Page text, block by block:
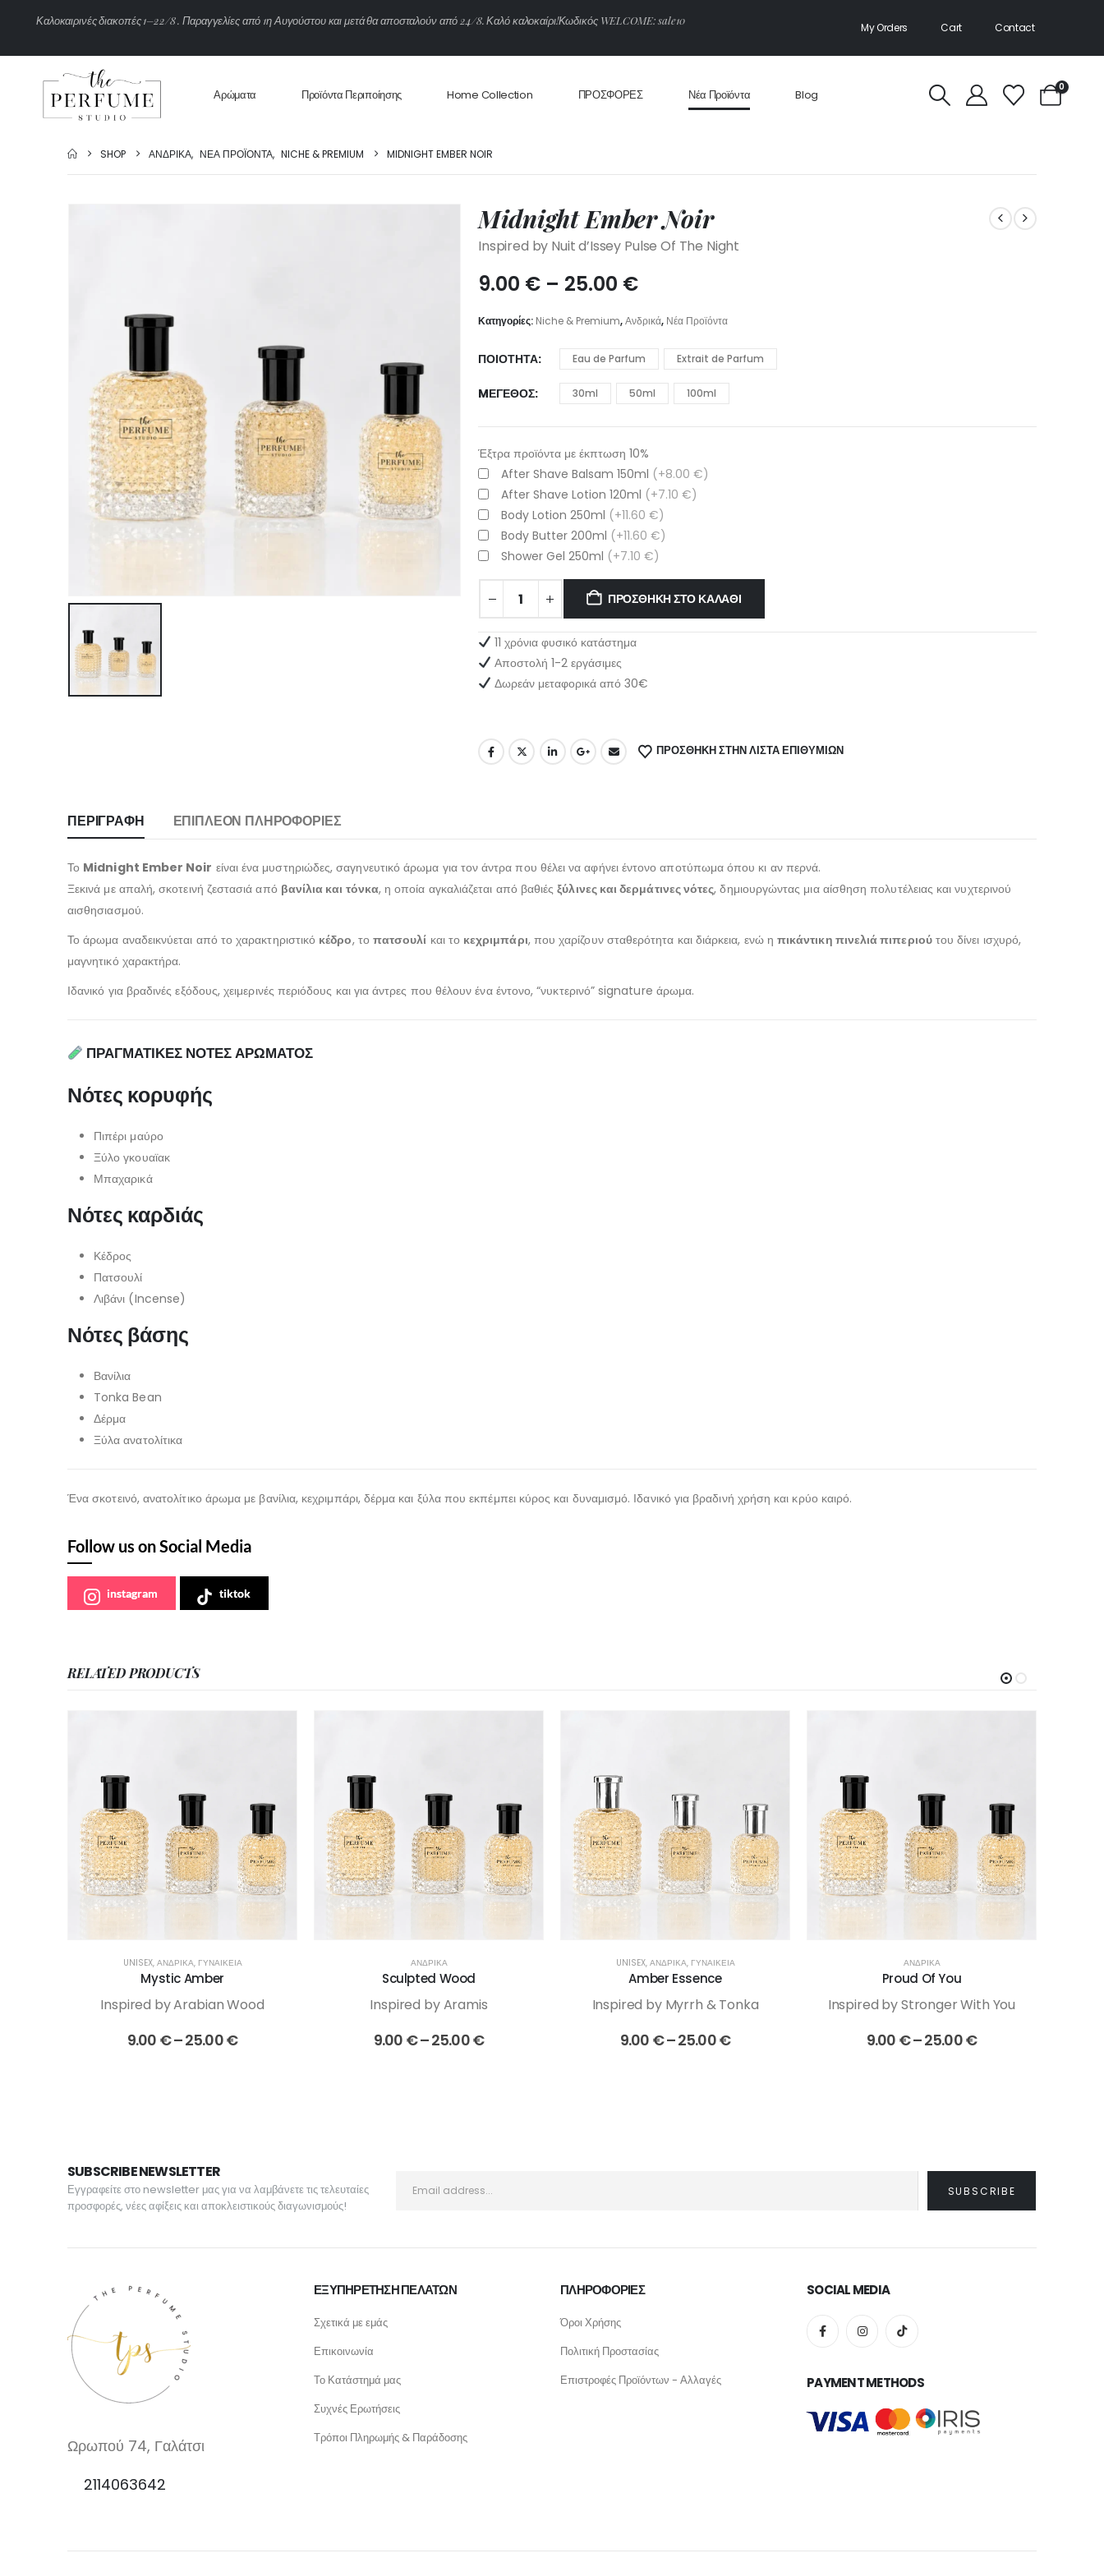
Καλοκαιρινέςδιακοπές 1–22/8. Παραγγελίεςαπό 1ηΑυγούστουκαιμετάθααποσταλούναπό 24/8. Καλόκαλοκαίρι!Κωδικός WELCOME: sale10
My Orders Cart Contact
Αρώματα Προϊόντα Περιποίησης Home Collection ΠΡΟΣΦΟΡΕΣ Νέα Προϊόντα Blog
0
SHOP ΑΝΔΡΙΚΆ, ΝΈΑ ΠΡΟΪΌΝΤΑ, NICHE & PREMIUM MIDNIGHT EMBER NOIR
Midnight Ember Noir
Inspired by Nuit d’Issey Pulse Of The Night
9.00 € – 25.00 €Price
9.00 €
through
25.00 €
Κατηγορίες: Niche & Premium,Ανδρικά, Νέα Προϊόντα
ΠΟΙΌΤΗΤΑ Eau de Parfum Extrait de Parfum
MΈΓΕΘΟΣ 30ml 50ml 100ml
Έξτρα προϊόντα με έκπτωση 10%
After Shave Balsam 150ml (+8.00 €)
After Shave Lotion 120ml (+7.10 €)
Body Lotion 250ml (+11.60 €)
Body Butter 200ml (+11.60 €)
Shower Gel 250ml (+7.10 €)
ΠΡΟΣΘΉΚΗ ΣΤΟ ΚΑΛΆΘΙ
11 χρόνια φυσικό κατάστημα
Αποστολή 1-2 εργάσιμες
Δωρεάν μεταφορικά από 30€
ΠΡΌΣΘΉΚΗ ΣΤΗΝ ΛΊΣΤΑ ΕΠΙΘΥΜΙΏΝ
ΠΕΡΙΓΡΑΦΉ ΕΠΙΠΛΈΟΝ ΠΛΗΡΟΦΟΡΊΕΣ
Το Midnight Ember Noir είναι ένα μυστηριώδες, σαγηνευτικό άρωμα για τον άντρα που θέλει να αφήνει έντονο αποτύπωμα όπου κι αν περνά.
Ξεκινά με απαλή, σκοτεινή ζεστασιά από βανίλια και τόνκα, η οποία αγκαλιάζεται από βαθιέςξύλινες και δερμάτινες νότες, δημιουργώντας μια αίσθηση πολυτέλειας και νυχτερινού
αισθησιασμού.
Το άρωμα αναδεικνύεται από το χαρακτηριστικό κέδρο, το πατσουλί και το κεχριμπάρι, που χαρίζουν σταθερότητα και διάρκεια, ενώ η πικάντικη πινελιά πιπεριούτου δίνει ισχυρό,
μαγνητικό χαρακτήρα.
Ιδανικό για βραδινές εξόδους, χειμερινές περιόδους και για άντρες που θέλουν ένα έντονο, “νυκτερινό” signature άρωμα.
ΠΡΑΓΜΑΤΙΚΕΣ ΝΟΤΕΣ ΑΡΩΜΑΤΟΣ
Νότες κορυφής
Πιπέρι μαύρο
Ξύλο γκουαϊακ
Μπαχαρικά
Νότες καρδιάς
Κέδρος
Πατσουλί
Λιβάνι (Incense)
Νότες βάσης
Βανίλια
Tonka Bean
Δέρμα
Ξύλα ανατολίτικα
Ένα σκοτεινό, ανατολίτικο άρωμα με βανίλια, κεχριμπάρι, δέρμα και ξύλα που εκπέμπει κύρος και δυναμισμό. Ιδανικό για βραδινή χρήση και κρύο καιρό.
Follow us on Social Media
instagram tiktok
RELATED PRODUCTS
UNISEX, ΑΝΔΡΙΚΆ, ΓΥΝΑΙΚΕΊΑ
Mystic Amber
Inspired by Arabian Wood
9.00 €–25.00€Price
ΑΝΔΡΙΚΆ
Sculpted Wood
Inspired by Aramis
9.00 €–25.00€Price
UNISEX, ΑΝΔΡΙΚΆ, ΓΥΝΑΙΚΕΊΑ
Amber Essence
Inspired by Myrrh & Tonka
9.00 €–25.00€Price
ΑΝΔΡΙΚΆ
Proud Of You
Inspired by Stronger With You
9.00 €–25.00€Price
SUBSCRIBE NEWSLETTER
Εγγραφείτε στο newsletter μας για να λαμβάνετε τις τελευταίες
προσφορές, νέες αφίξεις και αποκλειστικούς διαγωνισμούς!
Ωρωπού 74, Γαλάτσι
2114063642
ΕΞΥΠΗΡΕΤΗΣΗ ΠΕΛΑΤΩΝ
Σχετικά με εμάς
Επικοινωνία
Το Κατάστημά μας
Συχνές Ερωτήσεις
Τρόποι Πληρωμής & Παράδοσης
ΠΛΗΡΟΦΟΡΙΕΣ
Όροι Χρήσης
Πολιτική Προστασίας
Επιστροφές Προϊόντων - Αλλαγές
SOCIAL MEDIA
PAYMENT METHODS